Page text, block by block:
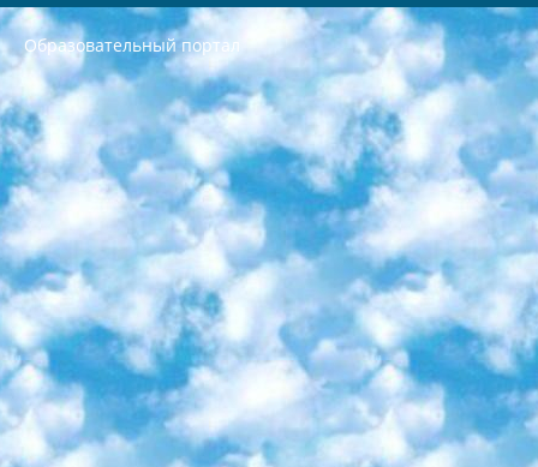
Образовательный портал
РЕСПУБЛИКА УЗБЕКИСТАН МИНИСТРЕРСТВО ДОШКОЛЬНОГО И ШКОЛЬНОГО ОБРАЗОВАНИЯ КОМАНДА в общеобразовательных учреждениях в 2023-2024 учебном году организация и проведение итоговой государственной аттестации обучающихся о Министра дошкольного и школьного образования Республики Узбекистан от 4 марта 2008 года (постановлением Минюста от 20 марта 2008 года № 1778 государственной регистрации) «Итоговое состояние учащихся общего среднего образования на основании положения об утверждении положения об аттестации общего среднего образования выпускной экзамен студентов в образовательных учреждениях в 2023-2024 учебном году В целях организации и прохождения аттестации приказываю: 1. Следующее: перечень предметов, по которым будет проводиться итоговая государственная аттестация и экзамен формы перевода согласно приложению 1; сертификаты международного образца, оценивающие уровень владения иностранными языками перечень согласно приложению 2; 2. Педагогический при специализированных образовательных учреждениях. научно-практический центр квалификации и международной оценки (Д.Давидова) 2024 г. До 25 марта: задания по предметам, по которым будет проводиться итоговая аттестация разработка и утверждение технических условий; итоговая аттестация на основании разработанного предметного задания разработка вопросов по предметам (устно и письменно), экзамен передача; общеобразовательные средние школы и специальные учебные заведения учащиеся выпускных классов школ и интернатов в агентской системе подготовка базы данных экзаменационных материалов и критериев оценки; перевод базы экзаменационных материалов на все языки обучения подать в Республиканский образовательный центр для изготовления; варианты экзаменов на основе разработанных контрольных материалов пусть будут поставлены задачи формирования. 3. Республиканский образовательный центр (Ш.Худайкулов) до 5 апреля 2024 года. до: база данных предоставленных экзаменационных материалов на все языки обучения перевод и экспертиза; для слепых, слабовидящих, глухих, слабослышащих и умственно отсталых детей учащиеся выпускных классов специализированных школ и школ-интернатов база данных экзаменационных материалов на всех преподаваемых языках подготовка критериев оценки; специализированные школы для умственно отсталых детей и технологии для учащихся выпускных классов школ-интернатов разработка соответствующих рекомендаций и критериев проведения ЕГЭ по естествознанию давать задания. 4. Педагогический при специализированных образовательных учреждениях. Научно-практический центр навыков и международной оценки (Д.Давидова), Республика образовательный центр (Худайкулов Ш.) итоговый государственный аттестационный экзамен ориентирован на творческое и логическое мышление при подготовке базы материалов учитывать введение заданий. 5. Следует отметить, что: сертификат государственного образца о знании общеобразовательного предмета и как минимум национальный уровень B1 по предметам на иностранных языках, указанным в Приложении 2. или международно признанный сертификат эквивалентного уровня студенты, изучающие определенный предмет, освобождаются от экзамена; по соответствующим предметам запланирована итоговая государственная аттестация за день до дня, путем жеребьевки Рабочей группой (в письменной форме по предметам, проводимым в форме) из числа сформированных вариантов выбрано 2 варианта; 2 выбранных варианта экзамена анонсированы на официальном сайте министерства и все выпускники по всей стране на основе этих вариантов проводит итоговую государственную аттестацию. 6. Государственное образование учащихся средних общеобразовательных учреждений. знания в соответствии с квалификационными требованиями, которые необходимо приобрести на основании стандартов итоговый (выпускной) контроль для 9 и 11 классов в целях тестирования Экзамены (далее – экзамены) состоят из предметов, перечисленных в приложении 1. будет сделано. 7. Экзамены пройдут с 26 мая по 15 июня 2024 г. (кроме науки физического воспитания). 8. Физическая для учащихся 9 классов общесредних образовательных учреждений. Экзамены по предмету «Образование, квалификация медицина» 1-6 мая 2024 года. сотрудники перевести под присмотр (с отклонениями в физическом или умственном развитии) специализированная школа для детей, школы-интернаты и со сколиозом школы-интернаты санаторного типа для больных детей исключены). 9. Он был слепым, слабовидящим и имел нарушения опорно-двигательного аппарата. экзамены в специализированных школах и интернатах для детей должны проводиться исходя из требований, предъявляемых к общеобразовательным учреждениям (физкультура кроме науки). 10. Специализированная школа для глухих и слабослышащих детей. и экзамены в интернатах и быть реализован в виде письменного теста по математике. 11. Специальность для умственно отсталых детей. Для 9 класса Родной язык и литературное письмо Государственный язык (язык обучения – узбекский). для неклассов) написано Математическое письмо Письменная/устная история Узбекистана Физическое воспитание практично Итоговый контроль Для 11 класса Написание родного языка и литературы (эссе) Математическое письмо Узбекский язык (обучение на узбекском языке) не посещающее общее среднее образование для учреждений)/Образовательное учреждение выбор письменный и устный Иностранный язык письменный/устный Письменная/устная история Узбекистана *По выбору студента:  Химия  Физика  Основы государственного права  География 10 бесплатных образовательных ресурсов - Мы составили подборку онлайн-проектов с интерактивными упражнениями, видеолекциями и статьями. Они помогут вам обрести новые и освежить старые знания бесплатно. 1. «ИНТУИТ» Старейшая образовательная площадка Рунета. Здесь вы найдёте сотни текстовых и видеокурсов на десятки различных тем — от программирования до психологии. Многие курсы подготовлены российскими университетами и крупными международными компаниями вроде Intel и Microsoft. Самостоятельное обучение бесплатное, но желающие могут оплатить услуги персональных наставников. 2. «Смартия» знакомит с актуальными профессиями и подсказывает, как им обучаться. Выбрав заинтересовавшую вас специальность — SMM-специалист, фотограф, веб-дизайнер или другую, — увидите список необходимых для неё умений. Чтобы вы могли освоить их самостоятельно, для каждого умения площадка отображает подборку ссылок на учебные материалы. Хотя «Смартия» ориентируется на русскоязычную аудиторию, часть контента всё же доступна только на английском. 3. «Лекторий Физтеха» Проект Московского физико-технического института (Физтеха). С его помощью вы можете смотреть онлайн серии лекций, записанные на видео в этом вузе. В числе доступных предметов — физика, биология, химия, информационные технологии и другие. К некоторым лекциям администрация ресурса прилагает готовые конспекты, которые можно скачивать в PDF-формате. 4. ITMOcourses Онлайн-площадка Санкт-Петербургского национального исследовательского университета информационных технологий, механики и оптики (ИТМО). Ресурс предоставляет свободный доступ к курсам, разработанным в этом вузе. Каталог материалов разбит на четыре категории: «Оптические системы и технологии», «Приборостроение и робототехника», «Информационные технологии» и «Биотехнологии». Курсы состоят из видеолекций, интерактивных демонстраций и заданий. 5. «КиберЛенинка» Электронная научная библиотека открытого доступа. Каталог площадки регулярно обрастает текстами статей из различных научных изданий. Сгруппированные по журналам и рубрикам публикации можно читать онлайн или скачивать целиком в PDF-формате. Проект нацелен на популяризацию науки за счёт открытого доступа к качественной информации. 6. «ПостНаука» На этом ресурсе публикуют подборки видеолекций, составленные экспертами из разных отраслей и объединённые общими темами. Среди них, к примеру, есть серии «Биоинформатика и геномика», «Культура средневековой Скандинавии» и Cinema Studies о теории кино. Каждая подборка лекций — логически связанная история, рассказанная экспертом от первого лица. Кроме того, на сайте появляются научно-образовательные статьи и тесты на разные темы. 7. «Newочём» Команда проекта «Newочём» отбирает самые интересные тексты из англоязычных СМИ и переводит те из них, за которые голосуют участники сообщества «ВКонтакте». По большей части это научно-популярные статьи. Редакторы придумывают лишь заголовки, в остальном содержание переводов соответствует оригиналам. Полные тексты можно читать прямо в социальной сети. 8. InternetUrok Онлайн-база материалов по основным дисциплинам школьной программы. Информация на сайте структурирована по классам, предметам и темам (урокам). Каждый урок состоит из видеолекций и конспектов. Есть также интерактивные тренажёры и тесты для закрепления пройденного материала. Даже если вы давно окончили школу, возможность повторить программу старших классов всегда может пригодиться. 9. Edutainme Ещё один ресурс об образовании. В отличие от Newtonew, как мне кажется, Edutainme больше ориентируется на представителей индустрии: педагогов, предпринимателей, разработчиков образовательных проектов. Но и любой, кто просто стремится к саморазвитию, найдёт на сайте много полезного и интересного для себя. Например, информацию о новых курсах и образовательных сервисах. 10. Newtonew Онлайн-медиа об образовании и обучении в широком смысле. Авторы Newtonew пишут об инструментах, заведениях, тактиках и стратегиях, которые помогают учить других и получать новые знания самостоятельно. На этой площадке вы найдёте новости, обзоры, аналитические мат